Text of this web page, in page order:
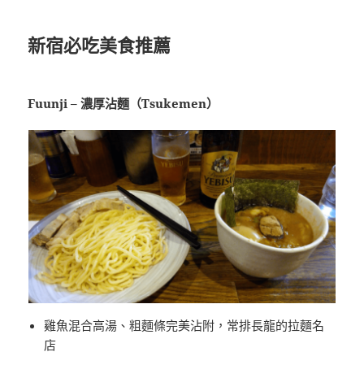
新宿必吃美食推薦
Fuunji – 濃厚沾麵（Tsukemen）
雞魚混合高湯、粗麵條完美沾附，常排長龍的拉麵名
店